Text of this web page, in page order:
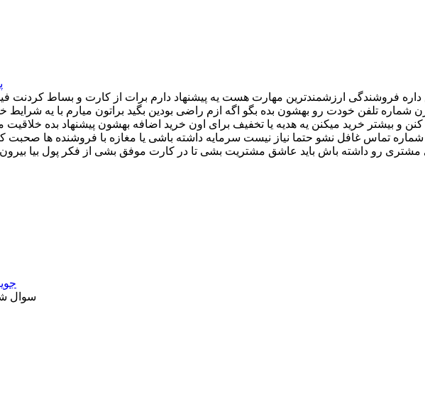
فروشندگی ارزشمندترین مهارت هست یه پیشنهاد دارم برات از کارت و بساط کردنت
تلفن خودت رو بهشون بده بگو اگه ازم راضی بودین بگید براتون میارم با یه شرایط
کنن و بیشتر خرید میکنن یه هدیه یا تخفیف برای اون خرید اضافه بهشون پیشنهاد بده
تماس غافل نشو حتما نیاز نیست سرمایه داشته باشی یا مغازه با فروشنده ها
رو داشته باش باید عاشق مشتریت بشی تا در کارت موفق بشی از فکر پول بیا
سوال